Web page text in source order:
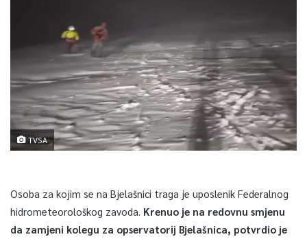
TVSA
Osoba za kojim se na Bjelašnici traga je uposlenik Federalnog
hidrometeorološkog zavoda. Krenuo je na redovnu smjenu
da zamjeni kolegu za opservatorij Bjelašnica, potvrdio je